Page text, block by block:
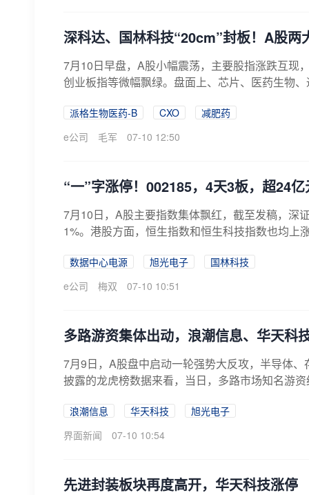
深科达、国林科技“20cm”封板！A股两
7月10日早盘，A股小幅震荡，主要股指涨跌互现
创业板指等微幅飘绿。盘面上、芯片、医药生物
派格生物医药-B CXO
减肥药
e公司
毛军 07-10 12:50
“一”字涨停！002185，4天3板，超24
7月10日，A股主要指数集体飘红，截至发稿，深
1%。港股方面，恒生指数和恒生科技指数也均上
数据中心电源 旭光电子
国林科技
e公司
梅双 07-10 10:51
多路游资集体出动，浪潮信息、华天科
7月9日，A股盘中启动一轮强势大反攻，半导体
披露的龙虎榜数据来看，当日，多路市场知名游
浪潮信息 华天科技
旭光电子
界面新闻
07-10 10:54
先进封装板块再度高开，华天科技涨停